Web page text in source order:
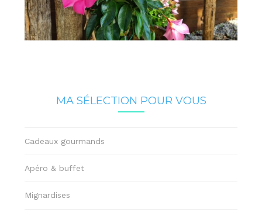
MA SÉLECTION POUR VOUS
Cadeaux gourmands
Apéro & buffet
Mignardises